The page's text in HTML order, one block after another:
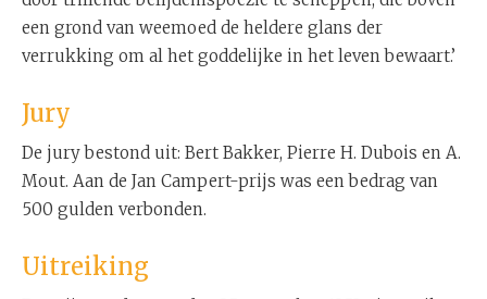
een grond van weemoed de heldere glans der
verrukking om al het goddelijke in het leven bewaart.’
Jury
De jury bestond uit: Bert Bakker, Pierre H. Dubois en A.
Mout. Aan de Jan Campert-prijs was een bedrag van
500 gulden verbonden.
Uitreiking